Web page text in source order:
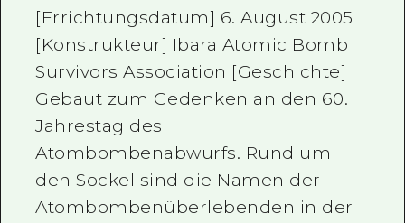
[Errichtungsdatum] 6. August 2005
[Konstrukteur] Ibara Atomic Bomb
Survivors Association [Geschichte]
Gebaut zum Gedenken an den 60.
Jahrestag des
Atombombenabwurfs. Rund um
den Sockel sind die Namen der
Atombombenüberlebenden in der